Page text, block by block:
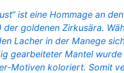
ist eine Hommage an
der goldenen Zirkusära.
Lacher in der Manege
gearbeiteter Mantel
Motiven koloriert. Somit